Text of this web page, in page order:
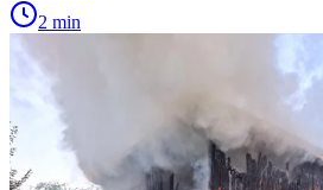
2 min